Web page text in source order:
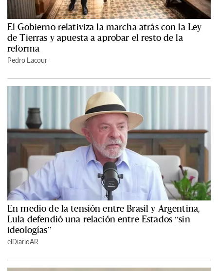
El Gobierno relativiza la marcha atrás con la Ley
de Tierras y apuesta a aprobar el resto de la
reforma
Pedro Lacour
En medio de la tensión entre Brasil y Argentina,
Lula defendió una relación entre Estados “sin
ideologías”
elDiarioAR